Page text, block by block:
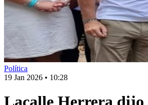
Política
19 Jan 2026 • 10:28